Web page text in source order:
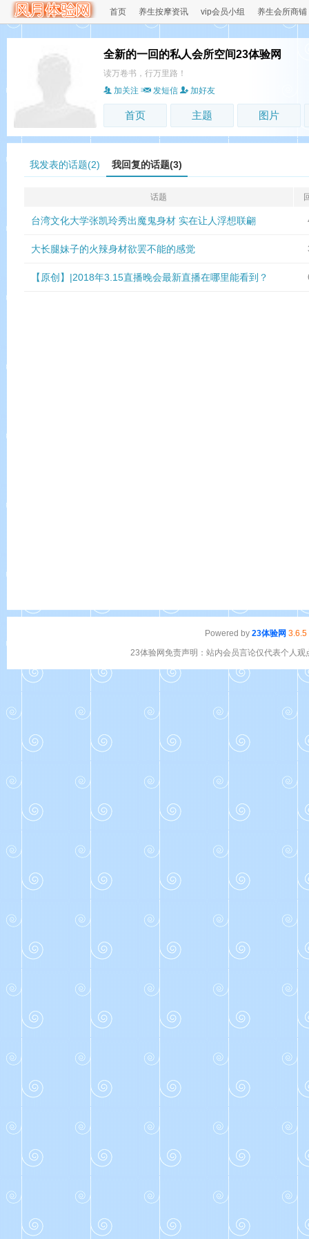
首页 养生按摩资讯 vip会员小组 养生会所商铺
全新的一回的私人会所空间23体验网
读万卷书，行万里路！
加关注
发短信 加好友
首页 主题 图片
我发表的话题(2) 我回复的话题(3)
话题
台湾文化大学张凯玲秀出魔鬼身材 实在让人浮想联翩
大长腿妹子的火辣身材欲罢不能的感觉
【原创】|2018年3.15直播晚会最新直播在哪里能看到？
Powered by 23体验网 3.6.5
23体验网免责声明：站内会员言论仅代表个人